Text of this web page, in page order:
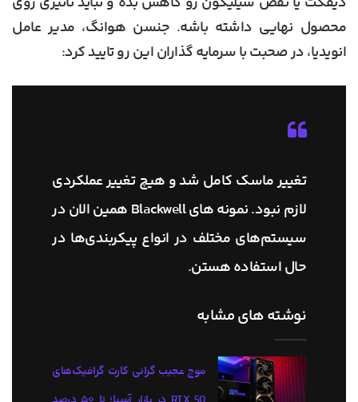
محصول نهایی داشته باشه. جنسن هوانگ، مدیر عامل
انویدیا، در صحبت با سرمایه گذاران این رو تایید کرد:
تغییر ماسک کامل شد و هیچ تغییر عملکردی
لازم نبود. نمونه های Blackwell همین الان در
سیستم‌های مختلف در انواع پیکربندی‌ها در
حال استفاده هستن.
نوشته های مشابه
موج عجیب گرانی کارت گرافیک‌های